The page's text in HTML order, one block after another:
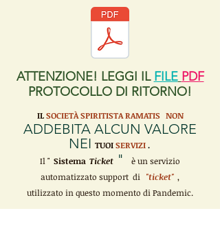
ATTENZIONE! LEGGI IL FILE PDF
PROTOCOLLO DI RITORNO!
IL SOCIETÀ SPIRITISTA RAMATIS NON
ADDEBITA ALCUN VALORE
NEI TUOI SERVIZI.
Il " Sistema Ticket "
è un servizio
automatizzato support di
"ticket" ,
utilizzato in questo momento di Pandemic.